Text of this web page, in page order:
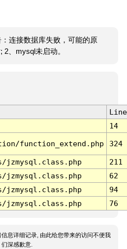
连接数据库失败，可能的原
2、mysql未启动。
Line
14
function_extend.php 324
jzmysql.class.php
211
jzmysql.class.php
62
jzmysql.class.php
94
jzmysql.class.php 76
信息详细记录, 由此给您带来的访问不便我
们深感歉意.